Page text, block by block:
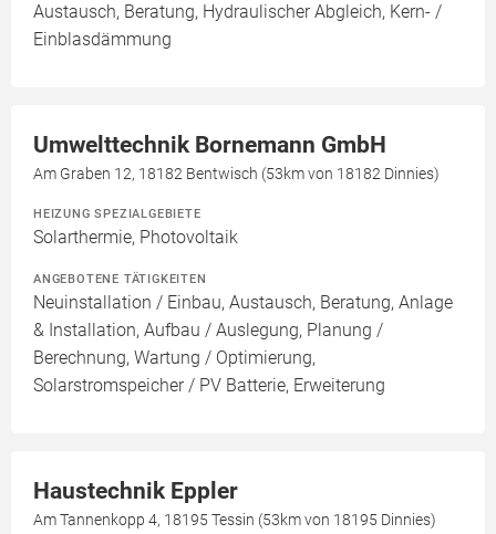
Austausch, Beratung, Hydraulischer Abgleich, Kern- /
Einblasdämmung
Umwelttechnik Bornemann GmbH
Am Graben 12, 18182 Bentwisch (53km von 18182 Dinnies)
HEIZUNG SPEZIALGEBIETE
Solarthermie, Photovoltaik
ANGEBOTENE TÄTIGKEITEN
Neuinstallation / Einbau, Austausch, Beratung, Anlage
& Installation, Aufbau / Auslegung, Planung /
Berechnung, Wartung / Optimierung,
Solarstromspeicher / PV Batterie, Erweiterung
Haustechnik Eppler
Am Tannenkopp 4, 18195 Tessin (53km von 18195 Dinnies)